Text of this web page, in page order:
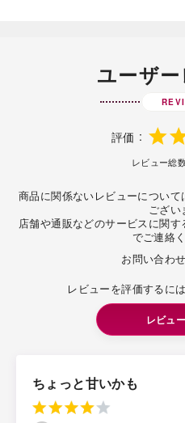
ユーザ
評価
レビュー総
商品に関係ないレビューについ
ござい
店舗や通販などのサービスに関
でご連絡
お問い合わ
レビューを評価するには
レビュ
ちょっと甘いかも